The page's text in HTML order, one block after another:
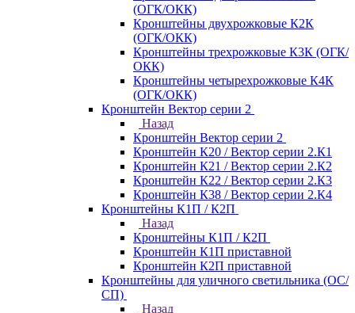
(ОГК/ОКК)
Кронштейны двухрожковые К2К
(ОГК/ОКК)
Кронштейны трехрожковые К3К (ОГК/
ОКК)
Кронштейны четырехрожковые К4К
(ОГК/ОКК)
Кронштейн Вектор серии 2
Назад
Кронштейн Вектор серии 2
Кронштейн К20 / Вектор серии 2.К1
Кронштейн К21 / Вектор серии 2.К2
Кронштейн К22 / Вектор серии 2.К3
Кронштейн К38 / Вектор серии 2.К4
Кронштейны К1П / К2П
Назад
Кронштейны К1П / К2П
Кронштейн К1П приставной
Кронштейн К2П приставной
Кронштейны для уличного светильника (ОС/
СП)
Назад